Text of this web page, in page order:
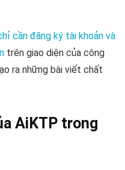
cần đăng ký tài khoản và
trên giao diện của công
ra những bài viết chất
AiKTP trong